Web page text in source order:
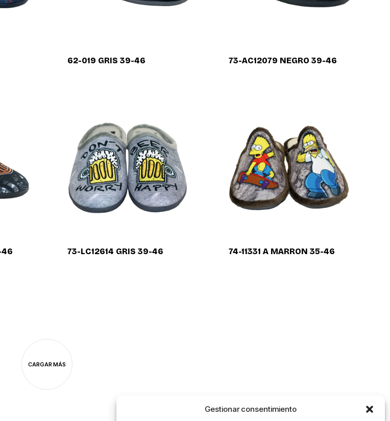
Gestionar consentimiento
62-019 GRIS 39-46 73-AC12079 NEGRO 39-46
46 73-LC12614 GRIS 39-46 74-11331 A MARRON 35-46
CARGAR MÁS